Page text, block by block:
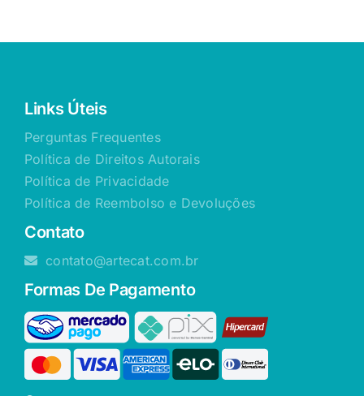
Links Úteis
Perguntas Frequentes
Política de Direitos Autorais
Política de Privacidade
Política de Reembolso e Devoluções
Contato
contato@artecat.com.br
Formas De Pagamento